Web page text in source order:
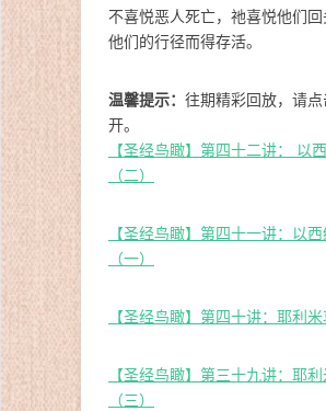
不喜悦恶人死亡，祂喜悦他们
他们的行径而得存活。
温馨提示： 往期精彩回放，请
开。
【圣经鸟瞰】第四十二讲： 以
（二）
【圣经鸟瞰】第四十一讲：以
（一）
【圣经鸟瞰】第四十讲：耶利
【圣经鸟瞰】第三十九讲：耶
（三）